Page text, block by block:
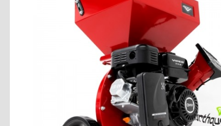
- Аксессуары для садовой техники
- Расходные материалы
Мойки электрические
Электроинструмент